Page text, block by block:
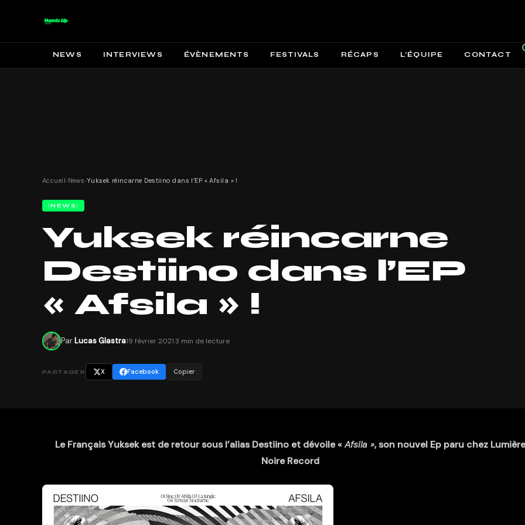
NEWS INTERVIEWS ÉVÈNEMENTS FESTIVALS RÉCAPS L’ÉQUIPE CONTACT
Accueil› News›Yuksek réincarne Destiino dans l’EP « Afsila » !
NEWS
Yuksek réincarne
Destiino dans l’EP
« Afsila » !
ParLucas Glastra19 février 20213 min de lecture
PARTAGER X Facebook Copier
Le Français Yuksek est de retour sous l’alias Destiino et dévoile «Afsila », son nouvel Ep paru chez Lumière
Noire Record